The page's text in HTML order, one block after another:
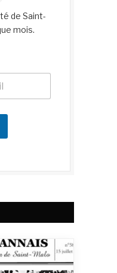
de Saint-
mois.